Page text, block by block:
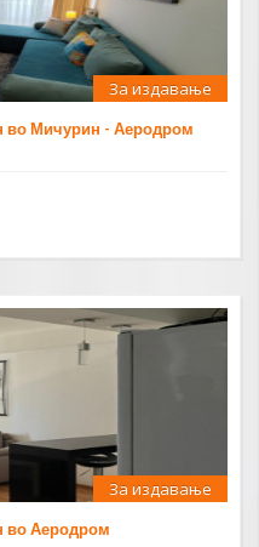
За издавање
во Мичурин - Аеродром
За издавање
во Аеродром